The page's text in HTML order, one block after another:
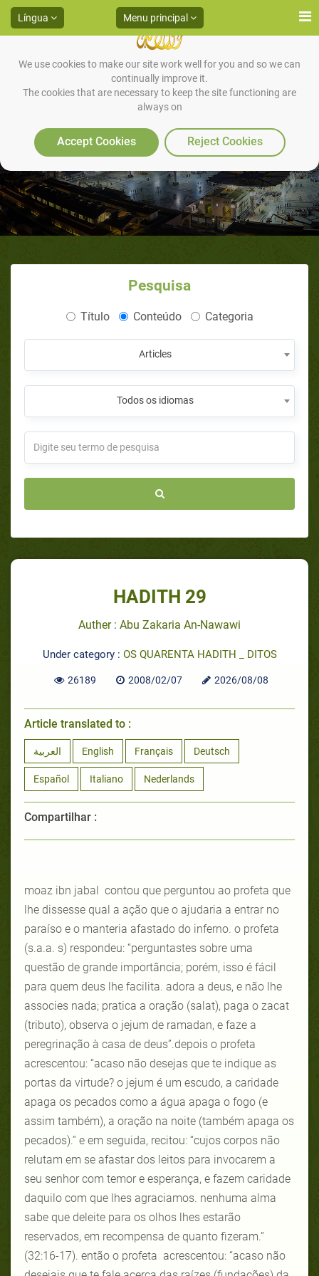
We use cookies to make our site work well for you and so we can
continually improve it.
The cookies that are necessary to keep the site functioning are
always on
Accept Cookies Reject Cookies
Língua Menu principal
HADITH 29
Pesquisa
Título Conteúdo Categoria
Articles
Todos os idiomas
HADITH 29
Auther : Abu Zakaria An-Nawawi
Under category : OS QUARENTA HADITH _ DITOS
26189 2008/02/07 2026/08/08
Article translated to :
العربية English Français Deutsch
Español Italiano Nederlands
Compartilhar :
moaz ibn jabal contou que perguntou ao profeta que
lhe dissesse qual a ação que o ajudaria a entrar no
paraíso e o manteria afastado do inferno. o profeta
(s.a.a. s) respondeu: “perguntastes sobre uma
questão de grande importância; porém, isso é fácil
para quem deus lhe facilita. adora a deus, e não lhe
associes nada; pratica a oração (salat), paga o zacat
(tributo), observa o jejum de ramadan, e faze a
peregrinação à casa de deus”.depois o profeta
acrescentou: “acaso não desejas que te indique as
portas da virtude? o jejum é um escudo, a caridade
apaga os pecados como a água apaga o fogo (e
assim também), a oração na noite (também apaga os
pecados).” e em seguida, recitou: “cujos corpos não
relutam em se afastar dos leitos para invocarem a
seu senhor com temor e esperança, e fazem caridade
daquilo com que lhes agraciamos. nenhuma alma
sabe que deleite para os olhos lhes estarão
reservados, em recompensa de quanto fizeram.”
(32:16-17). então o profeta acrescentou: “acaso não